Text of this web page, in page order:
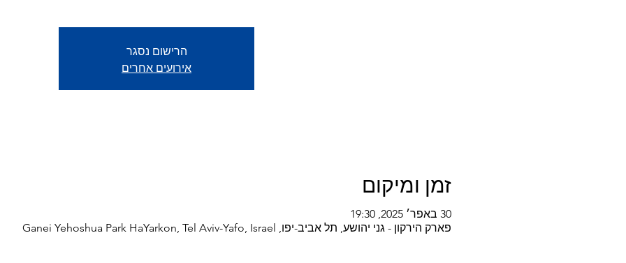
הרישום נסגר
אירועים אחרים
זמן ומיקום
30 באפר׳ 2025, 19:30
פארק הירקון - גני יהושע, תל אביב-יפו, Ganei Yehoshua Park HaYarkon, Tel Aviv-Yafo, Israel